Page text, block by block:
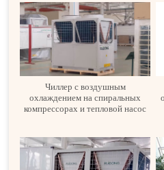
Чиллер с воздушным
охлаждением на спиральных
компрессорах и тепловой насос